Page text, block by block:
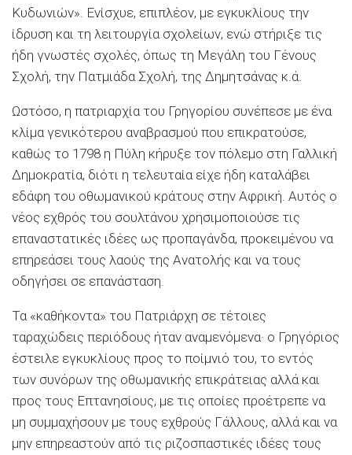
Κυδωνιών». Ενίσχυε, επιπλέον, με εγκυκλίους την
ίδρυση και τη λειτουργία σχολείων, ενώ στήριξε τις
ήδη γνωστές σχολές, όπως τη Μεγάλη του Γένους
Σχολή, την Πατμιάδα Σχολή, της Δημητσάνας κ.ά.
Ωστόσο, η πατριαρχία του Γρηγορίου συνέπεσε με ένα
κλίμα γενικότερου αναβρασμού που επικρατούσε,
καθώς το 1798 η Πύλη κήρυξε τον πόλεμο στη Γαλλική
Δημοκρατία, διότι η τελευταία είχε ήδη καταλάβει
εδάφη του οθωμανικού κράτους στην Αφρική. Αυτός ο
νέος εχθρός του σουλτάνου χρησιμοποιούσε τις
επαναστατικές ιδέες ως προπαγάνδα, προκειμένου να
επηρεάσει τους λαούς της Ανατολής και να τους
οδηγήσει σε επανάσταση.
Τα «καθήκοντα» του Πατριάρχη σε τέτοιες
ταραχώδεις περιόδους ήταν αναμενόμενα· ο Γρηγόριος
έστειλε εγκυκλίους προς το ποίμνιό του, το εντός
των συνόρων της οθωμανικής επικράτειας αλλά και
προς τους Επτανησίους, με τις οποίες προέτρεπε να
μη συμμαχήσουν με τους εχθρούς Γάλλους, αλλά και να
μην επηρεαστούν από τις ριζοσπαστικές ιδέες τους